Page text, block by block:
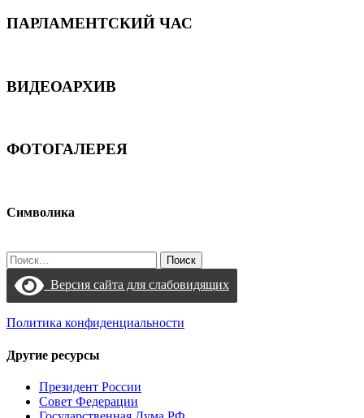
ПАРЛАМЕНТСКИЙ ЧАС
ВИДЕОАРХИВ
ФОТОГАЛЕРЕЯ
Символика
Найти:
Версия сайта для слабовидящих
Политика конфиденциальности
Другие ресурсы
Президент России
Совет Федерации